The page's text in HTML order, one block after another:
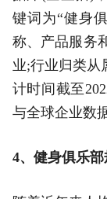
键词为“健身
称、产品服务
业;行业归类从
计时间截至
与全球企业数
4、健身俱乐